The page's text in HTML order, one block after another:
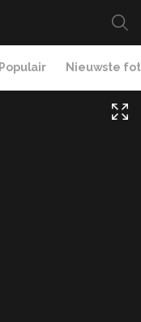
Populair Nieuwste